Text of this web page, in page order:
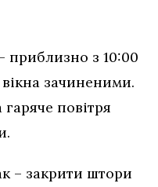
приблизно з 10:00
зачиненими.
гаряче повітря
– закрити штори